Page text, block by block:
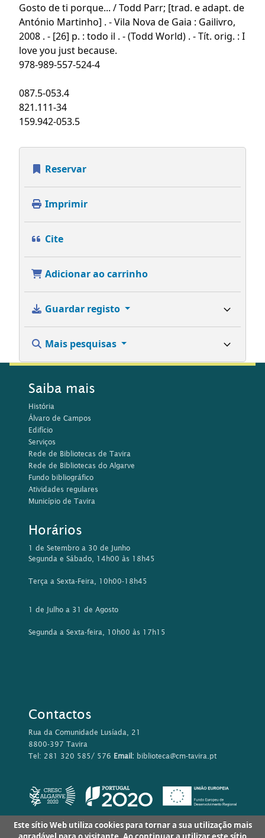
Gosto de ti porque... / Todd Parr; [trad. e adapt. de
António Martinho] . - Vila Nova de Gaia : Gailivro,
2008 . - [26] p. : todo il . - (Todd World) . - Tít. orig. : I
love you just because.
978-989-557-524-4
087.5-053.4
821.111-34
159.942-053.5
Reservar
Imprimir
Cite
Adicionar ao carrinho
Guardar registo
Mais pesquisas
Saiba mais
História
Álvaro de Campos
Edifício
Serviços
Rede de Bibliotecas de Tavira
Rede de Bibliotecas do Algarve
Fundo bibliográfico
Atividades regulares
Município de Tavira
Horários
1 de Setembro a 30 de Junho
Segunda e Sábado, 14h00 às 18h45
Terça a Sexta-Feira, 10h00-18h45
1 de Julho a 31 de Agosto
Segunda a Sexta-feira, 10h00 às 17h15
Contactos
Rua da Comunidade Lusíada, 21
8800-397 Tavira
Tel: 281 320 585/ 576 Email: biblioteca@cm-tavira.pt
Este sítio Web utiliza cookies para tornar a sua utilização mais